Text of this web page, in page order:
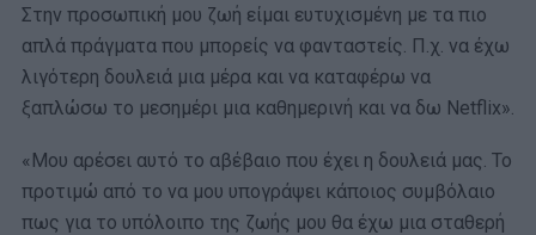
Στην προσωπική μου ζωή είμαι ευτυχισμένη με τα πιο
απλά πράγματα που μπορείς να φανταστείς. Π.χ. να έχω
λιγότερη δουλειά μια μέρα και να καταφέρω να
ξαπλώσω το μεσημέρι μια καθημερινή και να δω Netflix».
«Μου αρέσει αυτό το αβέβαιο που έχει η δουλειά μας. Το
προτιμώ από το να μου υπογράψει κάποιος συμβόλαιο
πως για το υπόλοιπο της ζωής μου θα έχω μια σταθερή